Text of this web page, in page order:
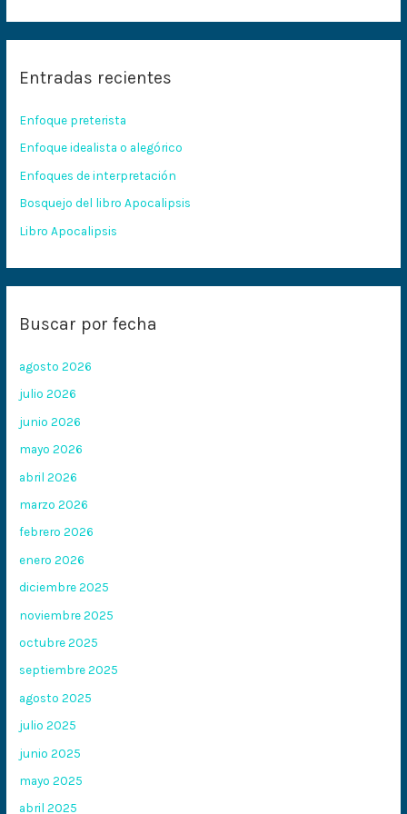
a
p
o
r
:
Entradas recientes
Enfoque preterista
Enfoque idealista o alegórico
Enfoques de interpretación
Bosquejo del libro Apocalipsis
Libro Apocalipsis
Buscar por fecha
agosto 2026
julio 2026
junio 2026
mayo 2026
abril 2026
marzo 2026
febrero 2026
enero 2026
diciembre 2025
noviembre 2025
octubre 2025
septiembre 2025
agosto 2025
julio 2025
junio 2025
mayo 2025
abril 2025